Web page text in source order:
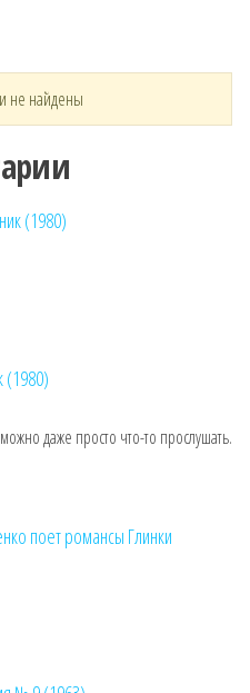
не найдены
(1980)
(1980)
даже просто что-то прослушать.
поет романсы Глинки